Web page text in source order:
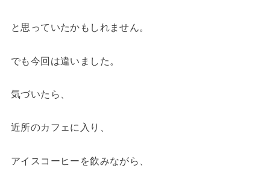
と思っていたかもしれません。
でも今回は違いました。
気づいたら、
近所のカフェに入り、
アイスコーヒーを飲みながら、